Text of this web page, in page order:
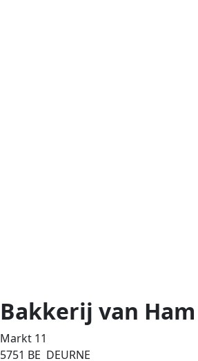
Bakkerij van Ham
Markt 11
5751 BE DEURNE